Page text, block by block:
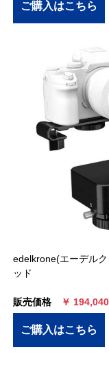
ご購入はこちら
edelkrone(エーデル
ッド
販売価格 ￥ 194,040
ご購入はこちら